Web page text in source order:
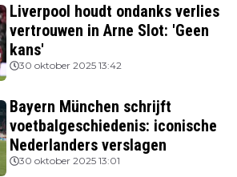
Liverpool houdt ondanks verlies
vertrouwen in Arne Slot: 'Geen
kans'
30 oktober 2025 13:42
Bayern München schrijft
voetbalgeschiedenis: iconische
Nederlanders verslagen
30 oktober 2025 13:01